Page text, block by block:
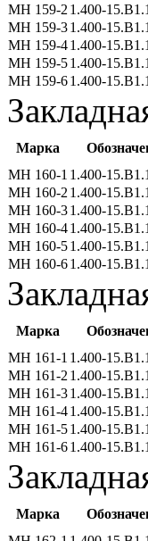
МН 159-2 1.400-
МН 159-31.400-
МН 159-41.400-
МН 159-51.400-
МН 159-61.400-
Марка
МН 160-1 1.400-
МН 160-2 1.400-
МН 160-31.400-
МН 160-41.400-
МН 160-51.400-
МН 160-61.400-
Марка
МН 161-1 1.400-
МН 161-2 1.400-
МН 161-31.400-
МН 161-41.400-
МН 161-51.400-
МН 161-61.400-
Марка